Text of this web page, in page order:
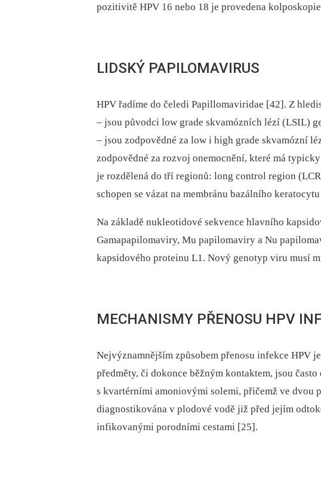
pozitivitě HPV 16 nebo 18 je provedena
LIDSKÝ PAPILOMAVIRUS
HPV řadíme do čeledi Papillomaviridae [42]. Z
–⁠ jsou původci low grade skvamózních lézí (LSIL)
–⁠ jsou zodpovědné za low i high grade skvamózní
zodpovědné za rozvoj onemocnění, které má
je rozdělená do tří regionů: long control region
schopen se vázat na membránu bazálního
Na základě nukleotidové sekvence hlavního
Gamapapilomaviry, Mu papilomaviry a Nu
kapsidového proteinu L1. Nový genotyp viru musí
MECHANISMY PŘENOSU HPV
Nejvýznamnějším způsobem přenosu infekce HPV
předměty, či dokonce běžným kontaktem, jsou
s kvartérními amoniovými solemi, přičemž ve dvou
diagnostikována v plodové vodě již před jejím
infikovanými porodními cestami [25].